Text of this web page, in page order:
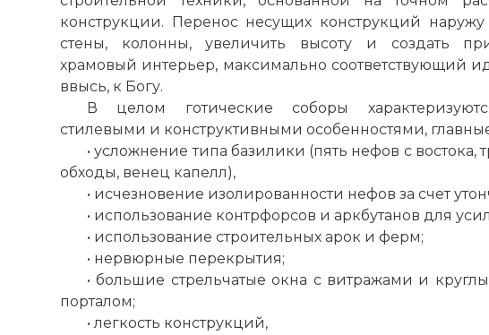
конструкции. Перенос несущих конструкций наружу
стены, колонны, увеличить высоту и создать
храмовый интерьер, максимально соответствующий
ввысь, к Богу.
В целом готические соборы
стилевыми и конструктивными особенностями,
• усложнение типа базилики (пять нефов с востока,
обходы, венец капелл),
• исчезновение изолированности нефов за счет
• использование контрфорсов и аркбутанов для
• использование строительных арок и ферм;
• нервюрные перекрытия;
• большие стрельчатые окна с витражами и
порталом;
• легкость конструкций,